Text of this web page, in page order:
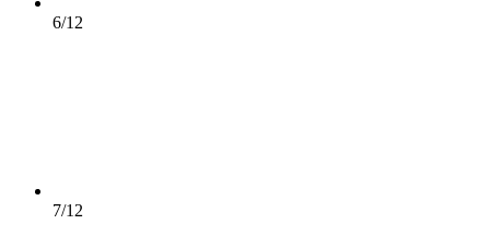
6/12
7/12